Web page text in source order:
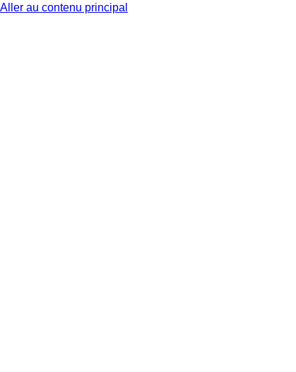
Aller au contenu principal